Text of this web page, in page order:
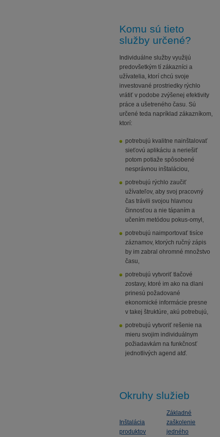
Komu sú tieto
služby určené?
Individuálne služby využijú
predovšetkým tí zákazníci a
užívatelia, ktorí chcú svoje
investované prostriedky rýchlo
vrátiť v podobe zvýšenej efektivity
práce a ušetreného času. Sú
určené teda napríklad zákazníkom,
ktorí:
potrebujú kvalitne nainštalovať
sieťovú aplikáciu a neriešiť
potom potiaže spôsobené
nesprávnou inštaláciou,
potrebujú rýchlo zaučiť
užívateľov, aby svoj pracovný
čas trávili svojou hlavnou
činnosťou a nie tápaním a
učením metódou pokus-omyl,
potrebujú naimportovať tisíce
záznamov, ktorých ručný zápis
by im zabral ohromné množstvo
času,
potrebujú vytvoriť tlačové
zostavy, ktoré im ako na dlani
prinesú požadované
ekonomické informácie presne
v takej štruktúre, akú potrebujú,
potrebujú vytvoriť rešenie na
mieru svojim individuálnym
požiadavkám na funkčnosť
jednotlivých agend atď.
Okruhy služieb
Inštalácia
produktov
Základné
zaškolenie
jedného